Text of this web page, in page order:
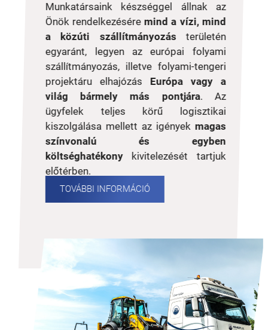
Munkatársaink készséggel állnak az
Önök rendelkezéséremind a vízi, mind
a közúti szállítmányozás területén
egyaránt, legyen az európai folyami
szállítmányozás, illetve folyami-tengeri
projektáru elhajózás Európa vagy a
világ bármely más pontjára. Az
ügyfelek teljes körű logisztikai
kiszolgálása mellett az igények magas
színvonalú és egyben
költséghatékonykivitelezését tartjuk
előtérben.
TOVÁBBI INFORMÁCIÓ